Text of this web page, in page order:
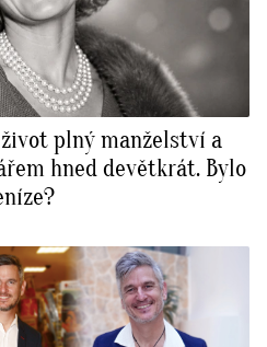
život plný manželství a
hned devětkrát. Bylo